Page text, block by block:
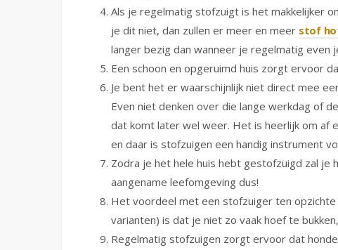
Als je regelmatig stofzuigt is het makkelijker
je dit niet, dan zullen er meer en meer stof
langer bezig dan wanneer je regelmatig even
Een schoon en opgeruimd huis zorgt ervoor
Je bent het er waarschijnlijk niet direct mee
Even niet denken over die lange werkdag of
dat komt later wel weer. Het is heerlijk om af
en daar is stofzuigen een handig instrument
Zodra je het hele huis hebt gestofzuigd zal je
aangename leefomgeving dus!
Het voordeel met een stofzuiger ten
varianten) is dat je niet zo vaak hoef te
Regelmatig stofzuigen zorgt ervoor dat